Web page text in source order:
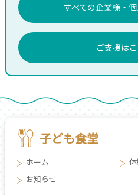
すべての企業様・
ご支援は
子ども食堂
ホーム
お知らせ